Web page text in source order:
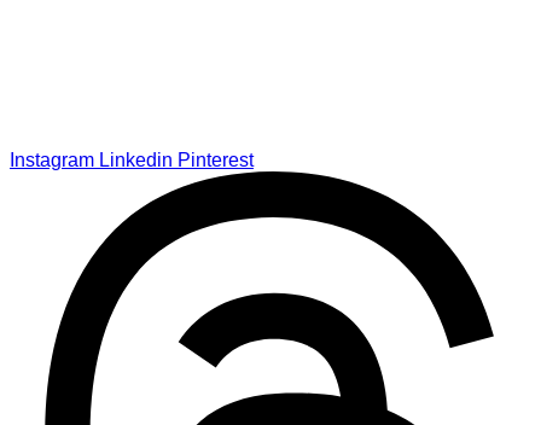
Instagram Linkedin Pinterest